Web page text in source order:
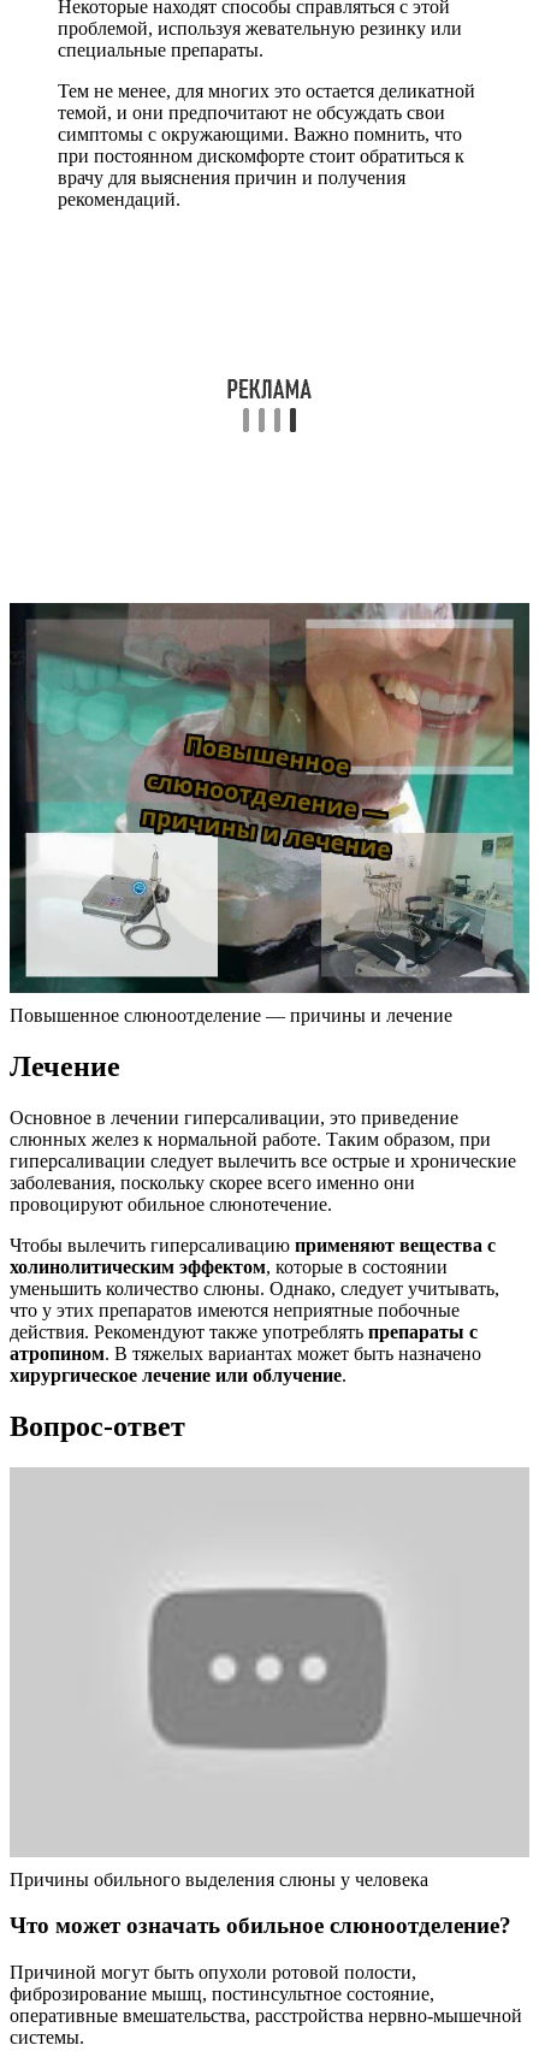
Некоторые находят способы справляться с этой
проблемой, используя жевательную резинку или
специальные препараты.
Тем не менее, для многих это остается деликатной
темой, и они предпочитают не обсуждать свои
симптомы с окружающими. Важно помнить, что
при постоянном дискомфорте стоит обратиться к
врачу для выяснения причин и получения
рекомендаций.
Повышенное слюноотделение — причины и лечение
Лечение
Основное в лечении гиперсаливации, это приведение
слюнных желез к нормальной работе. Таким образом, при
гиперсаливации следует вылечить все острые и хронические
заболевания, поскольку скорее всего именно они
провоцируют обильное слюнотечение.
Чтобы вылечить гиперсаливацию применяют вещества с
холинолитическим эффектом, которые в состоянии
уменьшить количество слюны. Однако, следует учитывать,
что у этих препаратов имеются неприятные побочные
действия. Рекомендуют также употреблять препараты с
атропином. В тяжелых вариантах может быть назначено
хирургическое лечение или облучение.
Вопрос-ответ
Причины обильного выделения слюны у человека
Что может означать обильное слюноотделение?
Причиной могут быть опухоли ротовой полости,
фиброзирование мышц, постинсультное состояние,
оперативные вмешательства, расстройства нервно-мышечной
системы.